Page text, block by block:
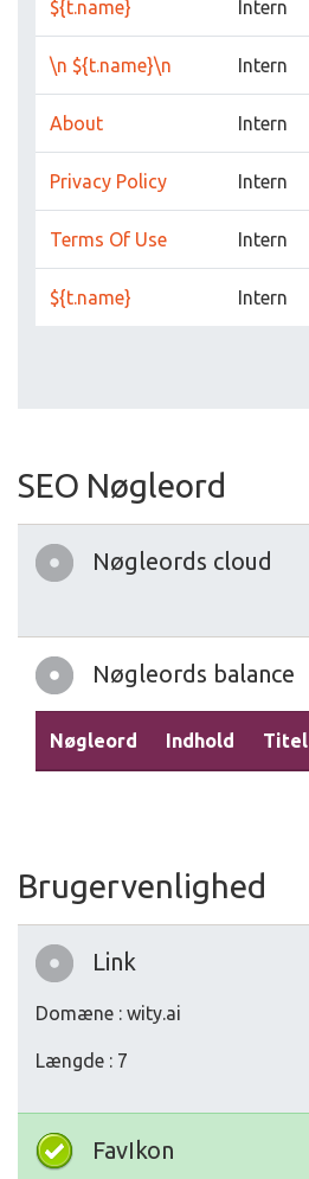
${t.name} Intern
\n ${t.name}\n Intern
About Intern
Privacy Policy Intern
Terms Of Use Intern
${t.name} Intern
SEO Nøgleord
Nøgleords cloud
Nøgleords balance
Nøgleord Indhold Titel
Brugervenlighed
Link
Domæne : wity.ai
Længde : 7
FavIkon